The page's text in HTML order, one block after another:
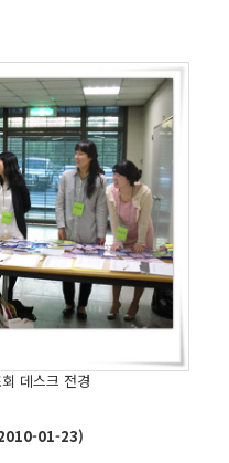
데스크 전경
01-23)